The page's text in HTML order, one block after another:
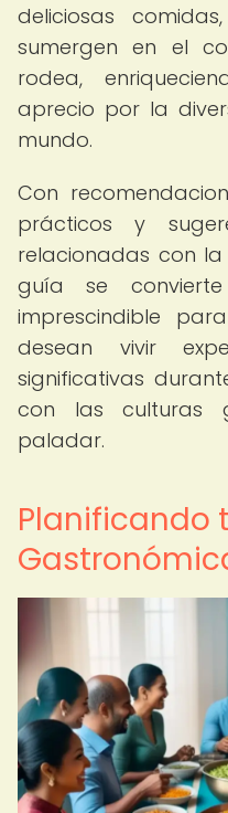
deliciosas
sumergen en el
rodea,
aprecio por la
mundo.
Con
prácticos y
relacionadas con
guía se
imprescindible
desean vivir
significativas
con las culturas
paladar.
Planificando